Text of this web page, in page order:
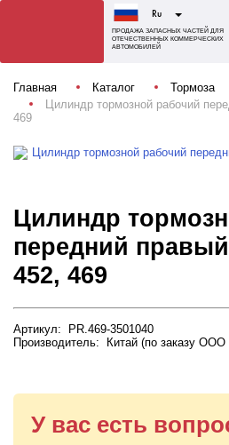
Ru
ПРОДАЖА ЗАПАСНЫХ ЧАСТЕЙ ДЛЯ
ОТЕЧЕСТВЕННЫХ КОММЕРЧЕСКИХ
АВТОМОБИЛЕЙ
Главная Каталог Тормоза
Цилиндр тормозной рабочий
469
Цилиндр
передний
452, 469
Артикул: PR.469-3501040
Производитель: Китай (по заказу ООО
У вас есть